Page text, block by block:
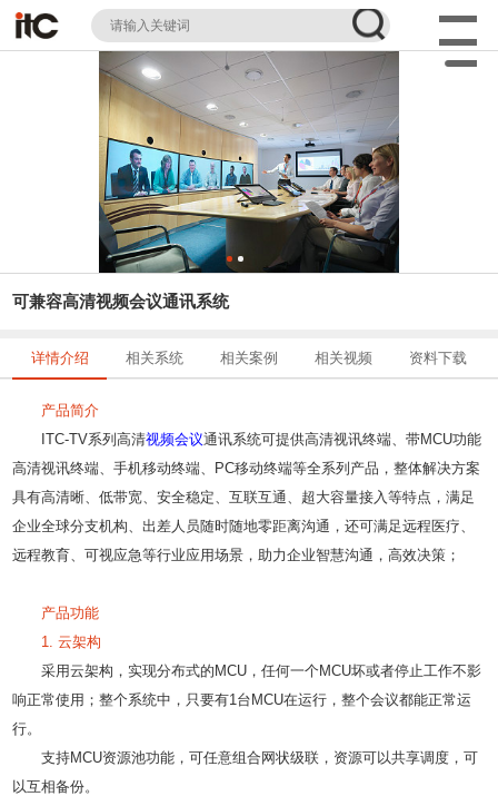
可兼容高清视频会议通讯系统
详情介绍 相关系统 相关案例 相关视频 资料下载
产品简介
ITC-TV系列高清视频会议通讯系统可提供高清视讯终端、带MCU功能
高清视讯终端、手机移动终端、PC移动终端等全系列产品，整体解决方案
具有高清晰、低带宽、安全稳定、互联互通、超大容量接入等特点，满足
企业全球分支机构、出差人员随时随地零距离沟通，还可满足远程医疗、
远程教育、可视应急等行业应用场景，助力企业智慧沟通，高效决策；
产品功能
1. 云架构
采用云架构，实现分布式的MCU，任何一个MCU坏或者停止工作不影
响正常使用；整个系统中，只要有1台MCU在运行，整个会议都能正常运
行。
支持MCU资源池功能，可任意组合网状级联，资源可以共享调度，可
以互相备份。